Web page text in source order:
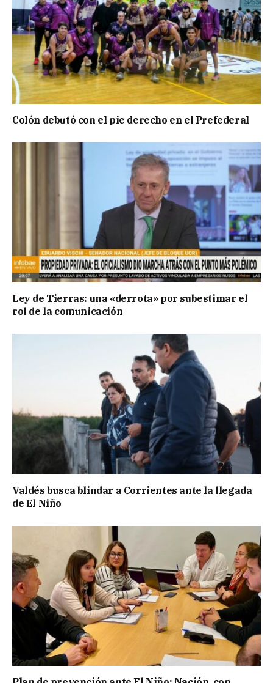
Colón debutó con el pie derecho en el Prefederal
Ley de Tierras: una «derrota» por subestimar el
rol de la comunicación
Valdés busca blindar a Corrientes ante la llegada
de El Niño